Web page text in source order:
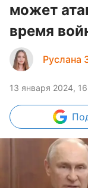
может
время
Руслана
13 января 2024,